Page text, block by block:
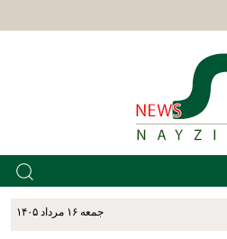
جمعه ۱۶ مرداد ۱۴۰۵